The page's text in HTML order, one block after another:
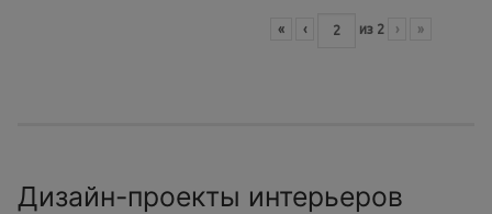
« ‹ из 2 › »
Дизайн-проекты интерьеров